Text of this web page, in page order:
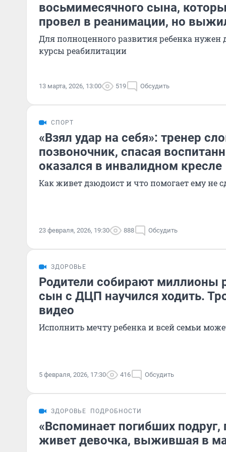
восьмимесячного сына,
провел в реанимации, но
Для полноценного развития ребенка нужен
курсы реабилитации
13 марта, 2026, 13:00 519 Обсудить
СПОРТ
«Взял удар на себя»: тренер
позвоночник, спасая
оказался в инвалидном кресле
Как живет дзюдоист и что помогает ему не
23 февраля, 2026, 19:30 888 Обсудить
ЗДОРОВЬЕ
Родители собирают миллионы
сын с ДЦП научился ходить.
видео
Исполнить мечту ребенка и всей семьи
5 февраля, 2026, 17:30 416 Обсудить
ЗДОРОВЬЕ ПОДРОБНОСТИ
«Вспоминает погибших подруг,
живет девочка, выжившая в